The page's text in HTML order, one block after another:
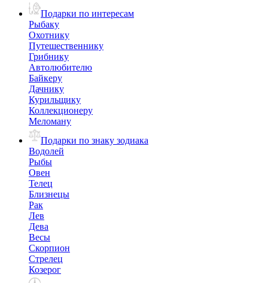
Подарки по интересам
Рыбаку
Охотнику
Путешественнику
Грибнику
Автолюбителю
Байкеру
Дачнику
Курильщику
Коллекционеру
Меломану
Подарки по знаку зодиака
Водолей
Рыбы
Овен
Телец
Близнецы
Рак
Лев
Дева
Весы
Скорпион
Стрелец
Козерог